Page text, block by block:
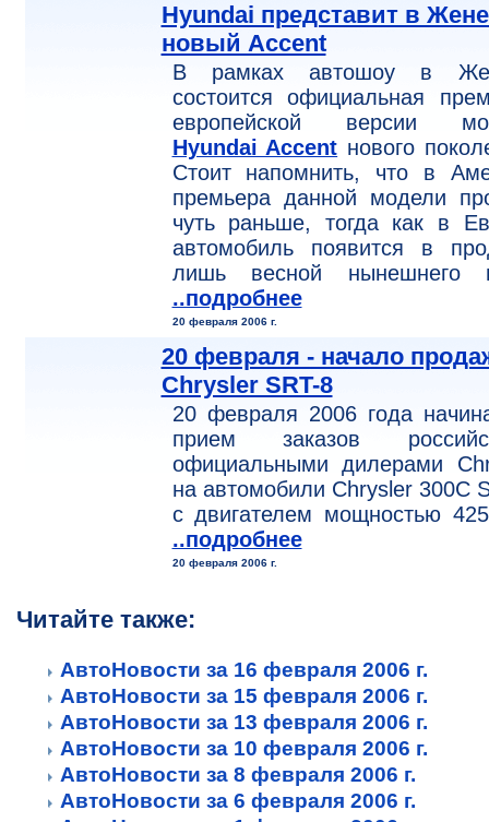
Hyundai представит в
новый Accent
В рамках автошоу в
состоится официальная
европейской версии
Hyundai Accent нового
Стоит напомнить, что в
премьера данной модели
чуть раньше, тогда как в
автомобиль появится в
лишь весной нынешнего
..подробнее
20 февраля 2006 г.
20 февраля - начало
Chrysler SRT-8
20 февраля 2006 года
прием заказов
официальными дилерами
на автомобили Chrysler 300C
с двигателем мощностью
..подробнее
20 февраля 2006 г.
Читайте также:
АвтоНовости за 16 февраля 2006 г.
АвтоНовости за 15 февраля 2006 г.
АвтоНовости за 13 февраля 2006 г.
АвтоНовости за 10 февраля 2006 г.
АвтоНовости за 8 февраля 2006 г.
АвтоНовости за 6 февраля 2006 г.